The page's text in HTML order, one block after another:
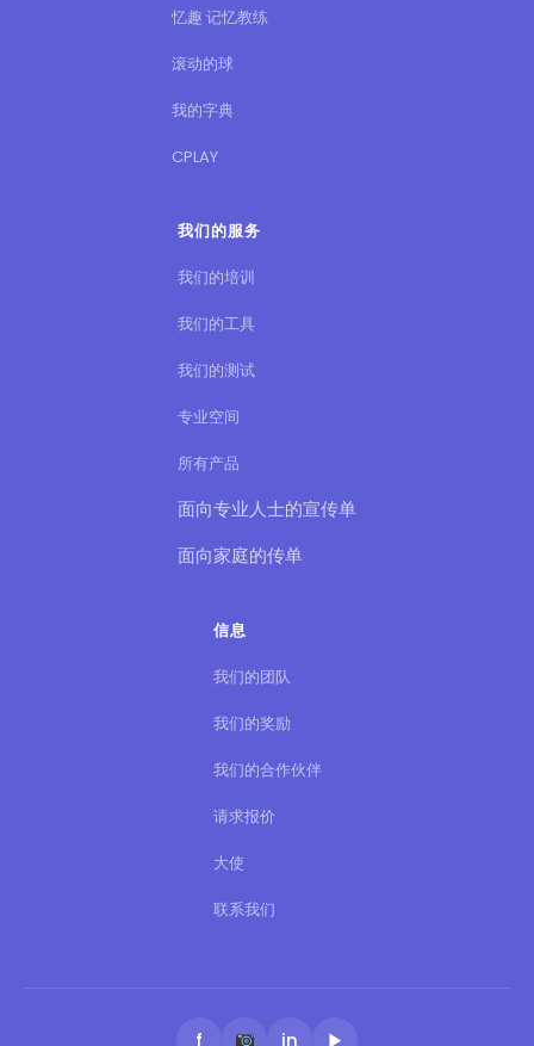
忆趣 记忆教练
滚动的球
我的字典
CPLAY
我们的服务
我们的培训
我们的工具
我们的测试
专业空间
所有产品
面向专业人士的宣传单
面向家庭的传单
信息
我们的团队
我们的奖励
我们的合作伙伴
请求报价
大使
联系我们
f in ▶